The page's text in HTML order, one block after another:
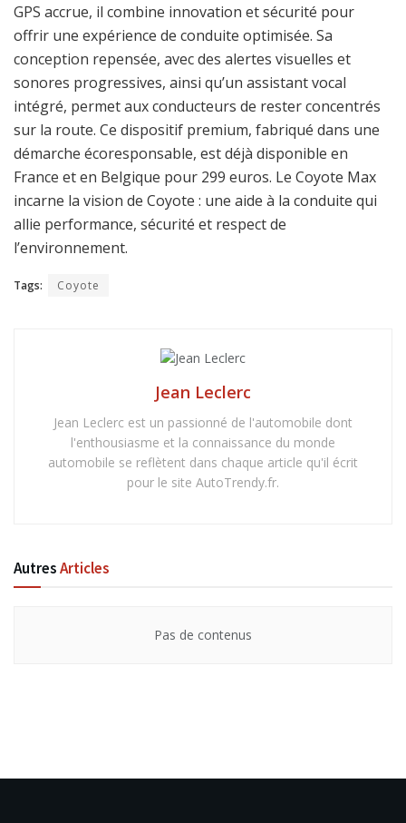
GPS accrue, il combine innovation et sécurité pour
offrir une expérience de conduite optimisée. Sa
conception repensée, avec des alertes visuelles et
sonores progressives, ainsi qu’un assistant vocal
intégré, permet aux conducteurs de rester concentrés
sur la route. Ce dispositif premium, fabriqué dans une
démarche écoresponsable, est déjà disponible en
France et en Belgique pour 299 euros. Le Coyote Max
incarne la vision de Coyote : une aide à la conduite qui
allie performance, sécurité et respect de
l’environnement.
Tags: Coyote
Jean Leclerc
Jean Leclerc est un passionné de l'automobile dont
l'enthousiasme et la connaissance du monde
automobile se reflètent dans chaque article qu'il écrit
pour le site AutoTrendy.fr.
AutresArticles
Pas de contenus